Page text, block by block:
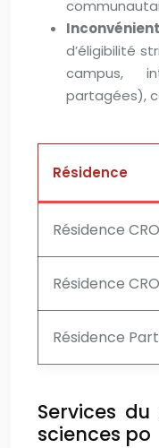
d’éligibilité
campus,
partagées),
Résidence
Résidence
Résidence
Résidence
Services
sciences po